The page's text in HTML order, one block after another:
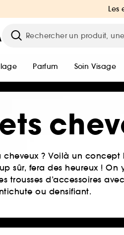
Les
Parfum Soin Visage
cheveux ? Voilà un
sûr, fera des heureux ! On
trousses d’accessoires
ou densifiant.